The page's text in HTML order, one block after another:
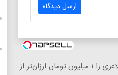
ارسال دیدگاه
آمپول‌های لاغری را ۱ میلیون تومان ارزان‌تر از